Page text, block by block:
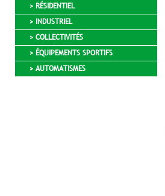
> RÉSIDENTIEL
> INDUSTRIEL
> COLLECTIVITÉS
> ÉQUIPEMENTS SPORTIFS
> AUTOMATISMES